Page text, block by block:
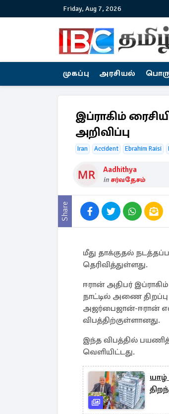
Friday, Aug 7, 2026
முகப்பு அரசியல்
இப்ராகிம்
அறிவிப்பு
Iran Accident Ebrahim Raisi
Aadhithya
in சர்வதேசம்
Share
மீது தாக்குதல்
தெரிவித்துள்ளது.
ஈரான் அதிபர்
நாட்டில் அணை திறப்பு
அஜர்பைஜான்-ஈரான்
விபத்திற்குள்ளானது.
இந்த விபத்தில்
வெளியிட்டது.
யாழ்